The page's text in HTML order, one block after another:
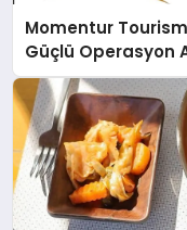
Momentur
Güçlü Operasyon